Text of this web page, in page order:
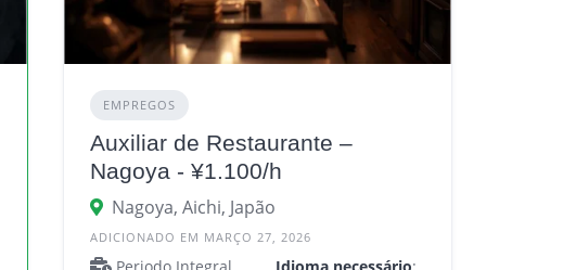
EMPREGOS
Auxiliar de Restaurante –
Nagoya - ¥1.100/h
Nagoya, Aichi, Japão
ADICIONADO EM MARÇO 27, 2026